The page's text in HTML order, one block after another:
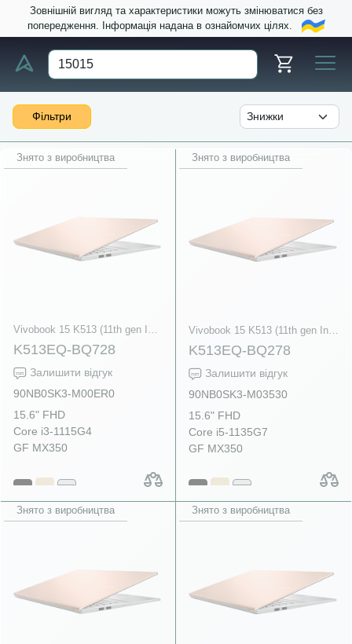
Зовнішній вигляд та характеристики можуть змінюватися без
попередження. Інформація надана в ознайомчих цілях.
Фільтри
Знято з виробництва
K513EQ-BQ728
Залишити відгук
90NB0SK3-M00ER0
15.6" FHD
Core i3-1115G4
GF MX350
Знято з виробництва
K513EQ-BQ278
Залишити відгук
90NB0SK3-M03530
15.6" FHD
Core i5-1135G7
GF MX350
Знято з виробництва Знято з виробництва